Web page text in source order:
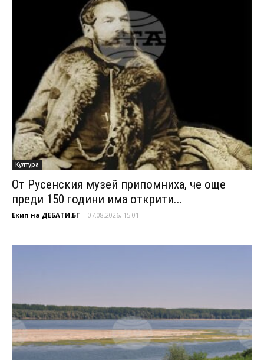
Култура
От Русенския музей припомниха, че още
преди 150 години има открити...
Екип на ДЕБАТИ.БГ - 07.08.2026, 15:01